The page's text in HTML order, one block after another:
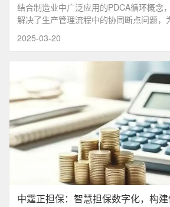
结合制造业中广泛应用的PDCA循环概念
解决了生产管理流程中的协同断点问题，
2025-03-20
中霆正担保：智慧担保数字化，构